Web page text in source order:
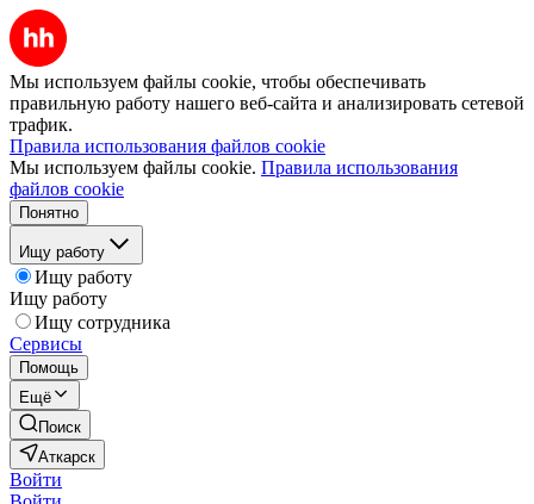
Мы используем файлы cookie, чтобы обеспечивать
правильную работу нашего веб-сайта и анализировать сетевой
трафик.
Правила использования файлов cookie
Мы используем файлы cookie. Правила использования
файлов cookie
Понятно
Ищу работу
Ищу работу
Ищу работу
Ищу сотрудника
Сервисы
Помощь
Ещё
Поиск
Аткарск
Войти